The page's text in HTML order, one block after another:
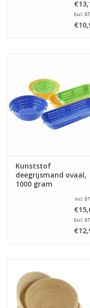
Excl.
Kunststof
deegrijsmand ovaal,
1000 gram
Incl.
Excl.